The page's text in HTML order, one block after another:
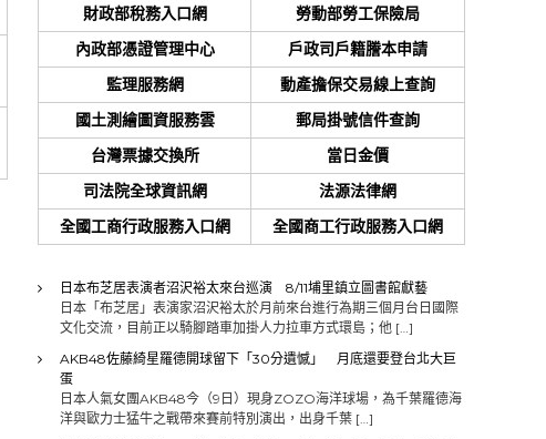
財政部稅務入口網
勞動部勞工保險局
內政部憑證管理中心
戶政司戶籍謄本申請
監理服務網
動產擔保交易線上查詢
國土測繪圖資服務雲
郵局掛號信件查詢
台灣票據交換所
當日金價
司法院全球資訊網
法源法律網
全國工商行政服務入口網
全國商工行政服務入口網
日本布芝居表演者沼沢裕太來台巡演 8/11埔里鎮立圖書館獻藝
日本「布芝居」表演家沼沢裕太於月前來台進行為期三個月台日國際
文化交流，目前正以騎腳踏車加掛人力拉車方式環島；他 […]
AKB48佐藤綺星羅德開球留下「30分遺憾」 月底還要登台北大巨
蛋
日本人氣女團AKB48今（9日）現身ZOZO海洋球場，為千葉羅德海
洋與歐力士猛牛之戰帶來賽前特別演出，出身千葉 […]